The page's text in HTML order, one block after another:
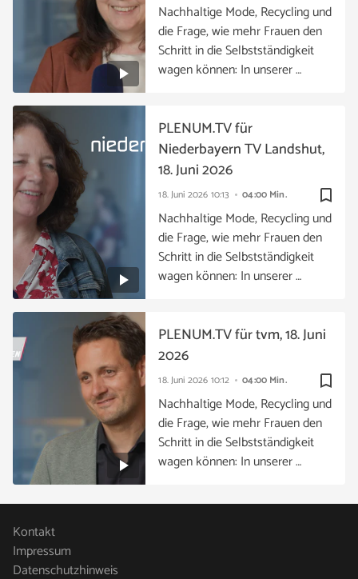
Nachhaltige Mode, Recycling und
die Frage, wie mehr Frauen den
Schritt in die Selbstständigkeit
wagen können: In unserer …
bookmark_border
18. Juni 2026 10:13 04:00 Min.
PLENUM.TV für
Niederbayern TV Landshut,
18. Juni 2026
Nachhaltige Mode, Recycling und
die Frage, wie mehr Frauen den
Schritt in die Selbstständigkeit
wagen können: In unserer …
bookmark_border
18. Juni 2026 10:12 04:00 Min.
PLENUM.TV für tvm, 18. Juni
2026
Nachhaltige Mode, Recycling und
die Frage, wie mehr Frauen den
Schritt in die Selbstständigkeit
wagen können: In unserer …
Kontakt
Impressum
Datenschutzhinweis